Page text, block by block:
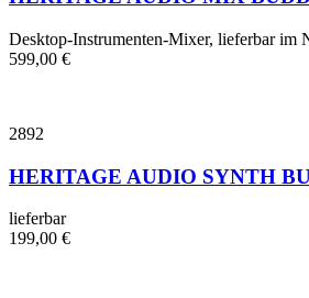
Desktop-Instrumenten-Mixer, lieferbar im
599,00 €
2892
HERITAGE AUDIO SYNTH
lieferbar
199,00 €